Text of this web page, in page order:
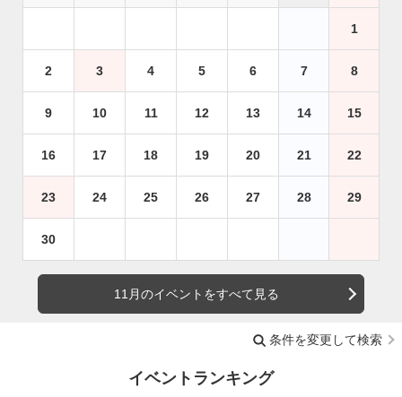
1
2 3 4 5 6 7 8
9 10 11 12 13 14 15
16 17 18 19 20 21 22
23 24 25 26 27 28 29
30
11月のイベントをすべて見る
条件を変更して検索
イベントランキング